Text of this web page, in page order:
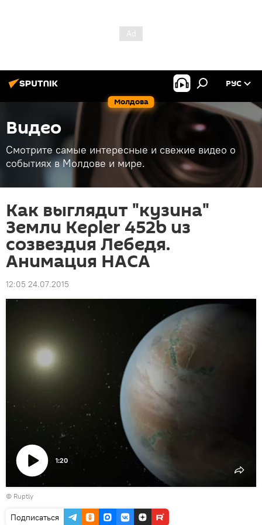
Молдова
РУС
Видео
Смотрите самые интересные и свежие видео о
событиях в Молдове и мире.
Как выглядит "кузина"
Земли Kepler 452b из
созвездия Лебедя.
Анимация НАСА
12:05 24.07.2015
Воспроизвести
видео
1:20
© Ruptly
Подписаться